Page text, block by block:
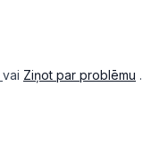
vai Ziņot par problēmu .